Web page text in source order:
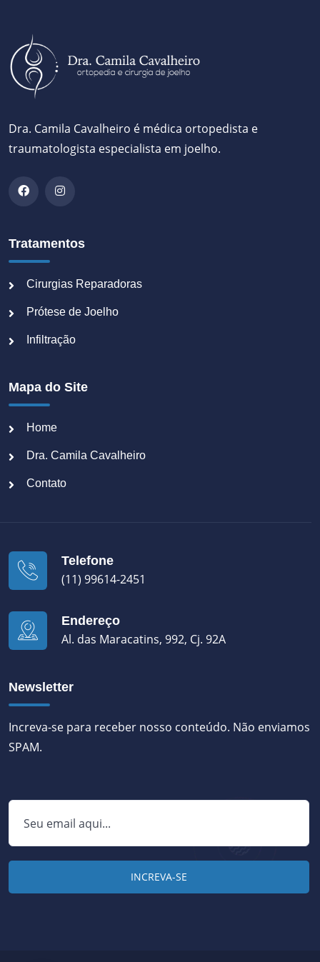
Dra. Camila Cavalheiro é médica ortopedista e
traumatologista especialista em joelho.
Tratamentos
Cirurgias Reparadoras
Prótese de Joelho
Infiltração
Mapa do Site
Home
Dra. Camila Cavalheiro
Contato
Telefone
(11) 99614-2451
Endereço
Al. das Maracatins, 992, Cj. 92A
Newsletter
Increva-se para receber nosso conteúdo. Não enviamos
SPAM.